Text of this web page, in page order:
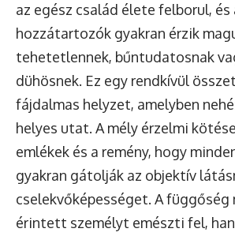
az egész család élete felborul, és
hozzátartozók gyakran érzik
tehetetlennek, bűntudatosnak
dühösnek. Ez egy rendkívül
fájdalmas helyzet, amelyben
helyes utat. A mély érzelmi
emlékek és a remény, hogy
gyakran gátolják az objektív
cselekvőképességet. A függőség
érintett személyt emészti fel,